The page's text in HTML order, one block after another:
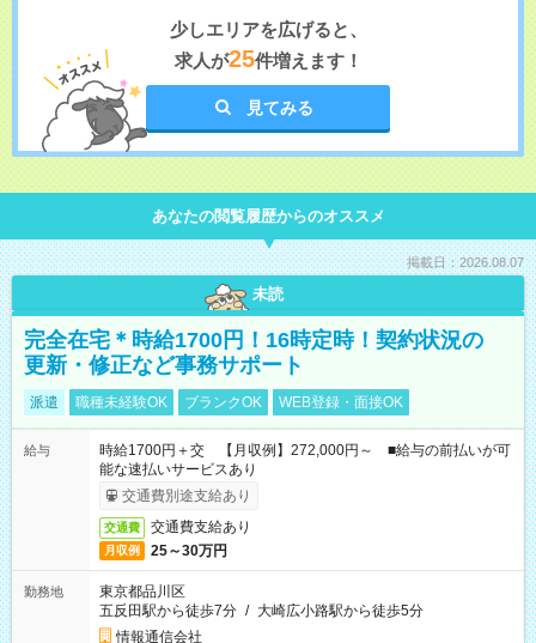
少しエリアを広げると、
求人が25件増えます！
見てみる
あなたの閲覧履歴からのオススメ
掲載日：2026.08.07
未読
完全在宅＊時給1700円！16時定時！契約状況の
更新・修正など事務サポート
派遣 職種未経験OK ブランクOK WEB登録・面接OK
給与
時給1700円＋交 【月収例】272,000円～ ■給与の前払いが可
能な速払いサービスあり
交通費別途支給あり
交通費 交通費支給あり
月収例 25～30万円
勤務地
東京都品川区
五反田駅から徒歩7分 / 大崎広小路駅から徒歩5分
情報通信会社